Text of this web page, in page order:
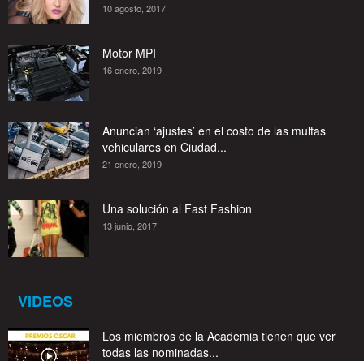
10 agosto, 2017
Motor MPI
16 enero, 2019
Anuncian ‘ajustes’ en el costo de las multas
vehiculares en Ciudad...
21 enero, 2019
Una solución al Fast Fashion
13 junio, 2017
VIDEOS
Los miembros de la Academia tienen que ver
todas las nominadas...